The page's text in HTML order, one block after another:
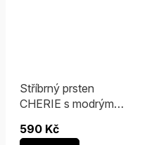
Stříbrný prsten
CHERIE s modrým
590 Kč